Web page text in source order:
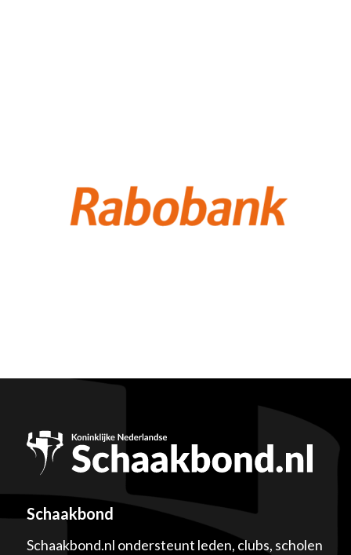
Schaakbond
Schaakbond.nl ondersteunt leden, clubs, scholen